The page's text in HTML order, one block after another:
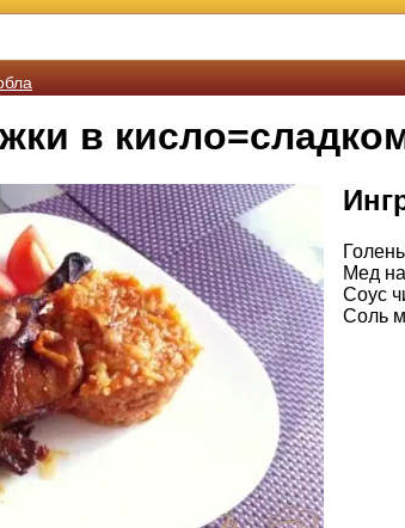
в
Мед
Соус
Соль